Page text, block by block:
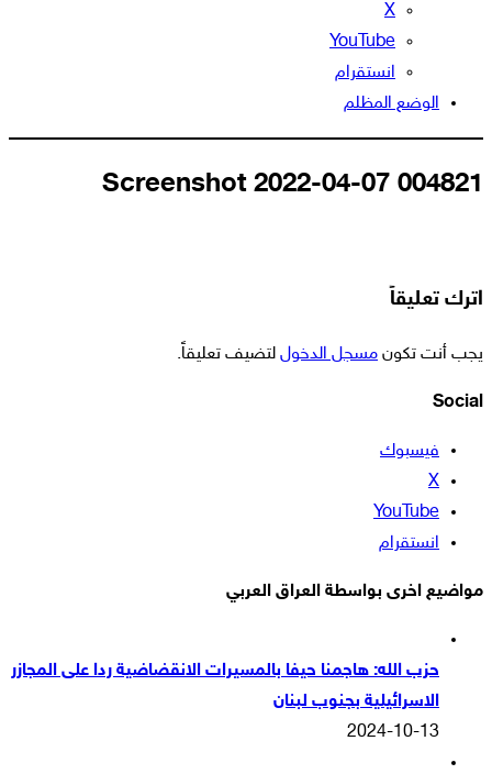
‫X
‫YouTube
انستقرام
الوضع المظلم
Screenshot 2022-04-07 004821
اترك تعليقاً
يجب أنت تكون مسجل الدخول لتضيف تعليقاً.
Social
فيسبوك
‫X
‫YouTube
انستقرام
مواضيع اخرى بواسطة العراق العربي
حزب الله: هاجمنا حيفا بالمسيرات الانقضاضية ردا على المجازر
الاسرائيلية بجنوب لبنان
2024-10-13